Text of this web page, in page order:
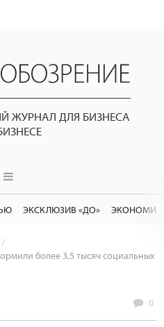
ЖУРНАЛ ДЛЯ БИЗНЕСА
ЭКСКЛЮЗИВ «ДО»
более 3,5 тысяч социальных
0